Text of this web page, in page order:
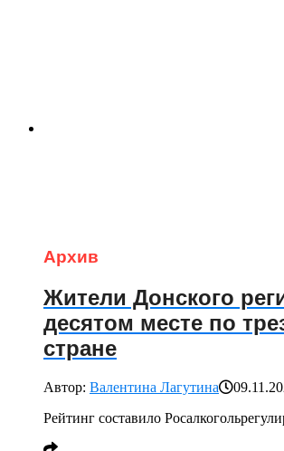
Архив
Жители Донского
десятом месте по
стране
Автор: Валентина Лагутина
Рейтинг составило